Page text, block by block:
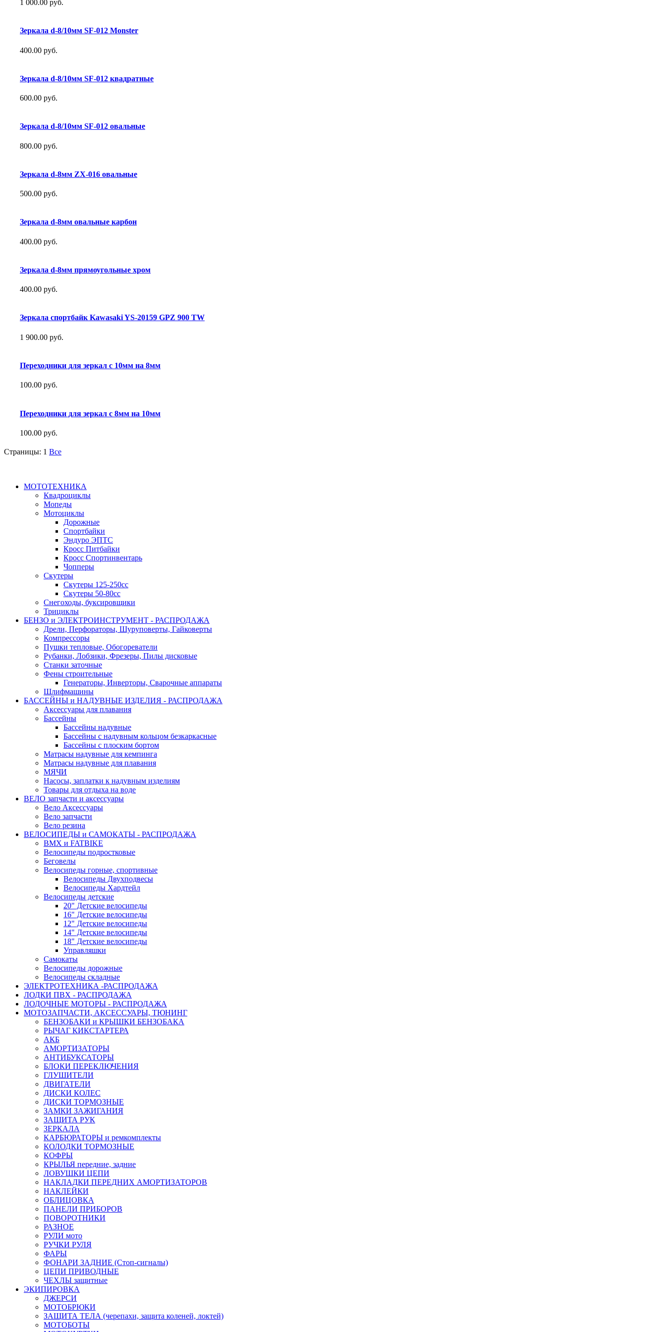
1 000.00 руб.
Зеркала d-8/10мм SF-012 Monster
400.00 руб.
Зеркала d-8/10мм SF-012 квадратные
600.00 руб.
Зеркала d-8/10мм SF-012 овальные
800.00 руб.
Зеркала d-8мм ZX-016 овальные
500.00 руб.
Зеркала d-8мм овальные карбон
400.00 руб.
Зеркала d-8мм прямоугольные хром
400.00 руб.
Зеркала спортбайк Kawasaki YS-20159 GPZ 900 TW
1 900.00 руб.
Переходники для зеркал с 10мм на 8мм
100.00 руб.
Переходники для зеркал с 8мм на 10мм
100.00 руб.
Страницы: 1 Все
МОТОТЕХНИКА
Квадроциклы
Мопеды
Мотоциклы
Дорожные
Спортбайки
Эндуро ЭПТС
Кросс Питбайки
Кросс Спортинвентарь
Чопперы
Скутеры
Скутеры 125-250сс
Скутеры 50-80сс
Снегоходы, буксировщики
Трициклы
БЕНЗО и ЭЛЕКТРОИНСТРУМЕНТ - РАСПРОДАЖА
Дрели, Перфораторы, Шуруповерты, Гайковерты
Компрессоры
Пушки тепловые, Обогореватели
Рубанки, Лобзики, Фрезеры, Пилы дисковые
Станки заточные
Фены строительные
Генераторы, Инверторы, Сварочные аппараты
Шлифмашины
БАССЕЙНЫ и НАДУВНЫЕ ИЗДЕЛИЯ - РАСПРОДАЖА
Аксессуары для плавания
Бассейны
Бассейны надувные
Бассейны с надувным кольцом безкаркасные
Бассейны с плоским бортом
Матрасы надувные для кемпинга
Матрасы надувные для плавания
МЯЧИ
Насосы, заплатки к надувным изделиям
Товары для отдыха на воде
ВЕЛО запчасти и аксессуары
Вело Аксессуары
Вело запчасти
Вело резина
ВЕЛОСИПЕДЫ и САМОКАТЫ - РАСПРОДАЖА
BMX и FATBIKE
Велосипеды подростковые
Беговелы
Велосипеды горные, спортивные
Велосипеды Двухподвесы
Велосипеды Хардтейл
Велосипеды детские
20" Детские велосипеды
16" Детские велосипеды
12" Детские велосипеды
14" Детские велосипеды
18" Детские велосипеды
Управляшки
Самокаты
Велосипеды дорожные
Велосипеды складные
ЭЛЕКТРОТЕХНИКА -РАСПРОДАЖА
ЛОДКИ ПВХ - РАСПРОДАЖА
ЛОДОЧНЫЕ МОТОРЫ - РАСПРОДАЖА
МОТОЗАПЧАСТИ, АКСЕССУАРЫ, ТЮНИНГ
БЕНЗОБАКИ и КРЫШКИ БЕНЗОБАКА
РЫЧАГ КИКСТАРТЕРА
АКБ
АМОРТИЗАТОРЫ
АНТИБУКСАТОРЫ
БЛОКИ ПЕРЕКЛЮЧЕНИЯ
ГЛУШИТЕЛИ
ДВИГАТЕЛИ
ДИСКИ КОЛЕС
ДИСКИ ТОРМОЗНЫЕ
ЗАМКИ ЗАЖИГАНИЯ
ЗАЩИТА РУК
ЗЕРКАЛА
КАРБЮРАТОРЫ и ремкомплекты
КОЛОДКИ ТОРМОЗНЫЕ
КОФРЫ
КРЫЛЬЯ передние, задние
ЛОВУШКИ ЦЕПИ
НАКЛАДКИ ПЕРЕДНИХ АМОРТИЗАТОРОВ
НАКЛЕЙКИ
ОБЛИЦОВКА
ПАНЕЛИ ПРИБОРОВ
ПОВОРОТНИКИ
РАЗНОЕ
РУЛИ мото
РУЧКИ РУЛЯ
ФАРЫ
ФОНАРИ ЗАДНИЕ (Стоп-сигналы)
ЦЕПИ ПРИВОДНЫЕ
ЧЕХЛЫ защитные
ЭКИПИРОВКА
ДЖЕРСИ
МОТОБРЮКИ
ЗАЩИТА ТЕЛА (черепахи, защита коленей, локтей)
МОТОБОТЫ